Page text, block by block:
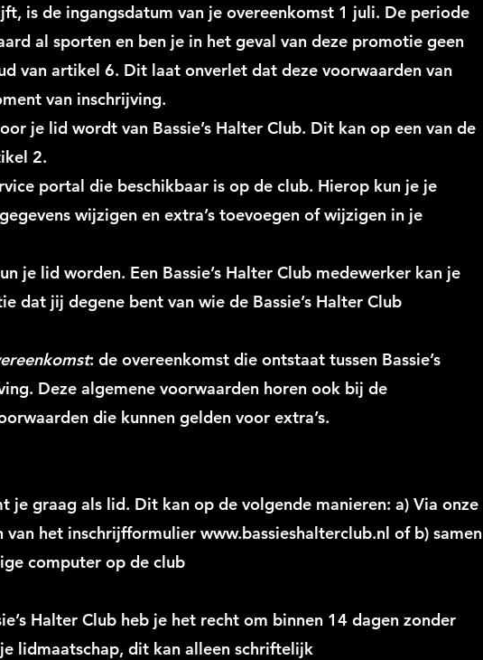
is de ingangsdatum van je overeenkomst 1 juli. De periode
al sporten en ben je in het geval van deze promotie geen
van artikel 6. Dit laat onverlet dat deze voorwaarden van
van inschrijving.
je lid wordt van Bassie’s Halter Club. Dit kan op een van de
2.
portal die beschikbaar is op de club. Hierop kun je je
wijzigen en extra’s toevoegen of wijzigen in je
je lid worden. Een Bassie’s Halter Club medewerker kan je
dat jij degene bent van wie de Bassie’s Halter Club
: de overeenkomst die ontstaat tussen Bassie’s
Deze algemene voorwaarden horen ook bij de
die kunnen gelden voor extra’s.
je graag als lid. Dit kan op de volgende manieren: a) Via onze
van het inschrijfformulier www.bassieshalterclub.nl of b) samen
computer op de club
Halter Club heb je het recht om binnen 14 dagen zonder
lidmaatschap, dit kan alleen schriftelijk